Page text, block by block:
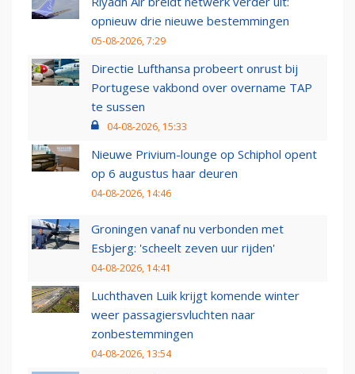
opnieuw drie nieuwe bestemmingen
05-08-2026, 7:29
Directie Lufthansa probeert onrust bij
Portugese vakbond over overname TAP
te sussen
04-08-2026, 15:33
Nieuwe Privium-lounge op Schiphol opent
op 6 augustus haar deuren
04-08-2026, 14:46
Groningen vanaf nu verbonden met
Esbjerg: 'scheelt zeven uur rijden'
04-08-2026, 14:41
Luchthaven Luik krijgt komende winter
weer passagiersvluchten naar
zonbestemmingen
04-08-2026, 13:54